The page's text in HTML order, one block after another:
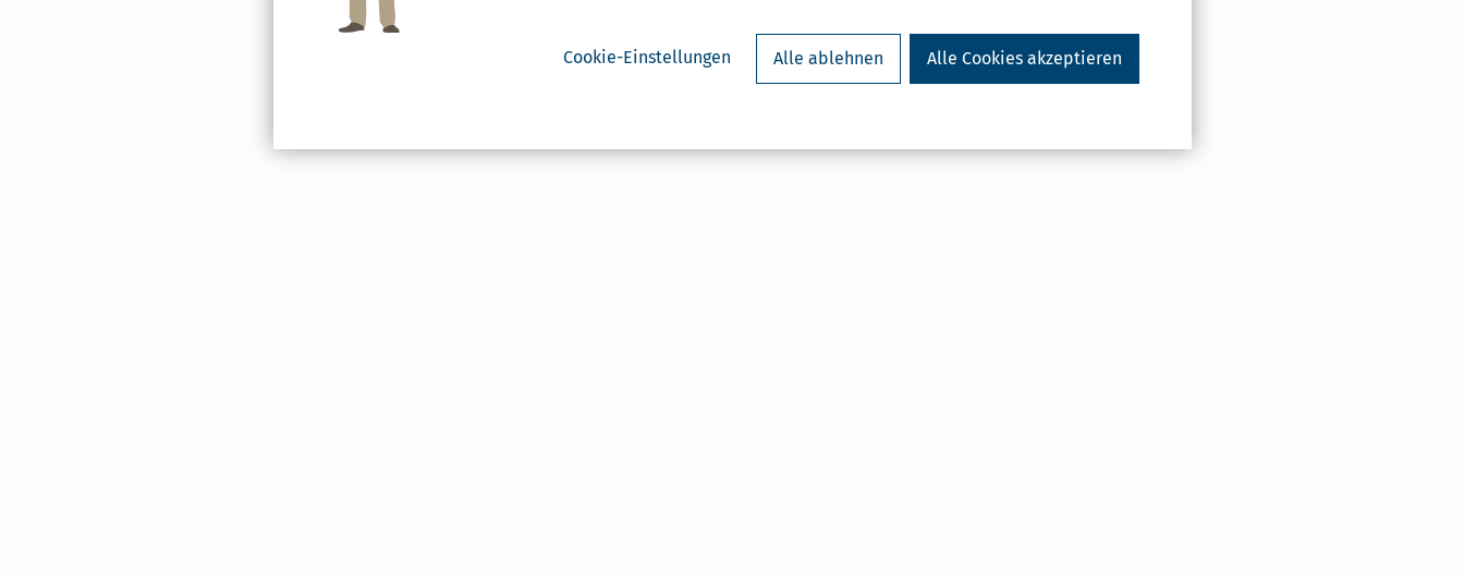
Cookie-Einstellungen Alle ablehnen Alle Cookies akzeptieren